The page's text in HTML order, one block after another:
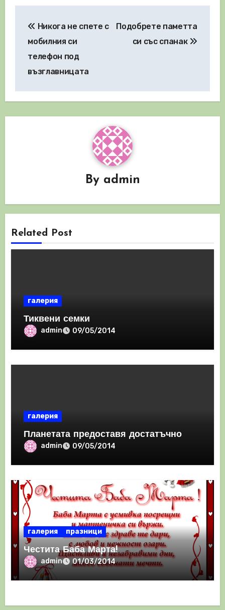
Никога не спете с
мобилния си
телефон под
възглавницата
Подобрете паметта
си със спанак
By admin
Related Post
галерия
Тиквени семки
admin 09/05/2014
галерия
Планетата предоставя достатъчно
admin 09/05/2014
галерия празници
Честита Баба Марта!
admin 01/03/2014